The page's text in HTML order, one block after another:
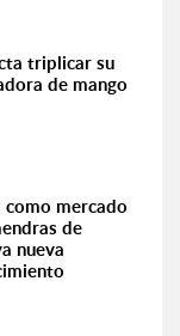
triplicar su
de mango
como mercado
de
nueva